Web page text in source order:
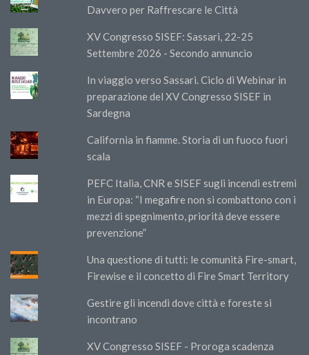
Davvero per Raffrescare le Città
XV Congresso SISEF: Sassari, 22-25
Settembre 2026 - Secondo annuncio
In viaggio verso Sassari. Ciclo di Webinar in
preparazione del XV Congresso SISEF in
Sardegna
California in fiamme. Storia di un fuoco fuori
scala
PEFC Italia, CNR e SISEF sugli incendi estremi
in Europa: “I megafire non si combattono con i
mezzi di spegnimento, priorità deve essere
prevenzione”
Una questione di tutti: le comunità Fire-smart,
Firewise e il concetto di Fire Smart Territory
Gestire gli incendi dove città e foreste si
incontrano
XV Congresso SISEF - Proroga scadenza